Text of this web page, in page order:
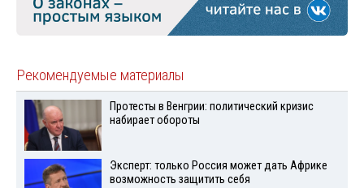
Рекомендуемые материалы
Протесты в Венгрии: политический кризис
набирает обороты
Эксперт: только Россия может дать Африке
возможность защитить себя